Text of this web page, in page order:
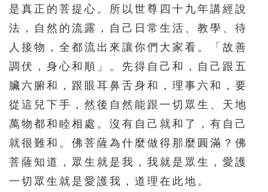
是真正的菩提心。所以世尊四十九年講經說
法，自然的流露，自己日常生活、教學、待
人接物，全都流出來讓你們大家看。「故善
調伏，身心和順」。先得自己和，自己跟五
臟六腑和，跟眼耳鼻舌身和，理事六和，要
從這兒下手，然後自然能跟一切眾生、天地
萬物都和睦相處。沒有自己就和了，有自己
就很難和。佛菩薩為什麼做得那麼圓滿？佛
菩薩知道，眾生就是我，我就是眾生，愛護
一切眾生就是愛護我，道理在此地。